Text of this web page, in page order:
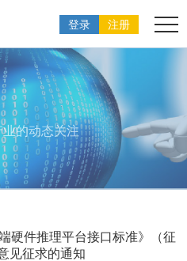
登录 注册
的动态关注
硬件推理平台接口标准》（征
见征求的通知